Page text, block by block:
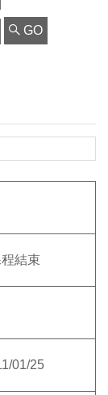
GO
結束
01/25